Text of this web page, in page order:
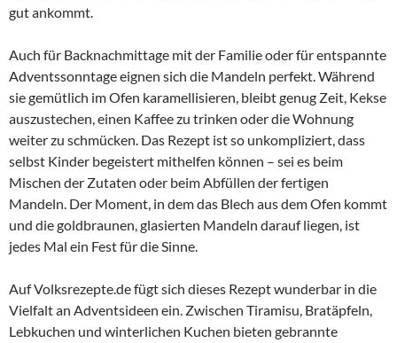
gut ankommt.
Auch für Backnachmittage mit der Familie oder für entspannte
Adventssonntage eignen sich die Mandeln perfekt. Während
sie gemütlich im Ofen karamellisieren, bleibt genug Zeit, Kekse
auszustechen, einen Kaffee zu trinken oder die Wohnung
weiter zu schmücken. Das Rezept ist so unkompliziert, dass
selbst Kinder begeistert mithelfen können – sei es beim
Mischen der Zutaten oder beim Abfüllen der fertigen
Mandeln. Der Moment, in dem das Blech aus dem Ofen kommt
und die goldbraunen, glasierten Mandeln darauf liegen, ist
jedes Mal ein Fest für die Sinne.
Auf Volksrezepte.de fügt sich dieses Rezept wunderbar in die
Vielfalt an Adventsideen ein. Zwischen Tiramisu, Bratäpfeln,
Lebkuchen und winterlichen Kuchen bieten gebrannte